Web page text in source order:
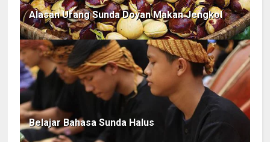
Alasan Urang Sunda Doyan Makan Jengkol
Belajar Bahasa Sunda Halus